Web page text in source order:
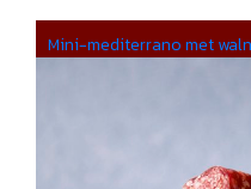
Mini-mediterrano met